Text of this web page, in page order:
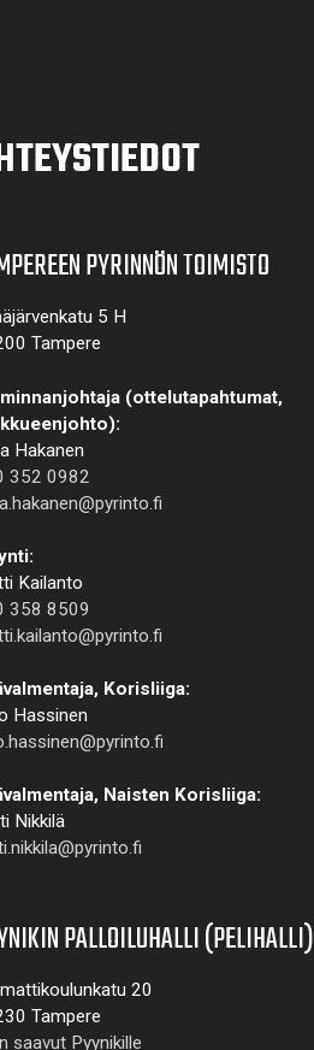
PYRINNÖN TOIMISTO
5 H
Tampere
(ottelutapahtumat,
Hakanen
352 0982
Kailanto
358 8509
Korisliiga:
Hassinen
Naisten Korisliiga:
Nikkilä
PALLOILUHALLI (PELIHALLI)
20
Tampere
saavut Pyynikille